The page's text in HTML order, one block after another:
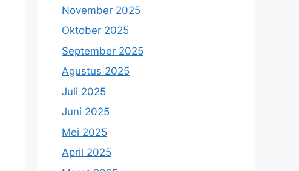
November 2025
Oktober 2025
September 2025
Agustus 2025
Juli 2025
Juni 2025
Mei 2025
April 2025